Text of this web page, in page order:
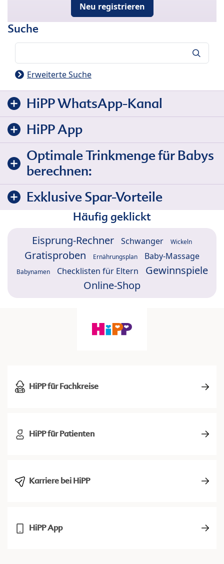
Neu registrieren
Suche
Erweiterte Suche
HiPP WhatsApp-Kanal
HiPP App
Optimale Trinkmenge für Babys
berechnen:
Exklusive Spar-Vorteile
Häufig geklickt
Eisprung-Rechner Schwanger Wickeln
Gratisproben Ernährungsplan Baby-Massage
Babynamen Checklisten für Eltern
Gewinnspiele
Online-Shop
HiPP für Fachkreise
HiPP für Patienten
Karriere bei HiPP
HiPP App